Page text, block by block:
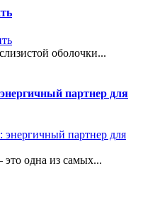
оболочки...
партнер для
одна из самых...